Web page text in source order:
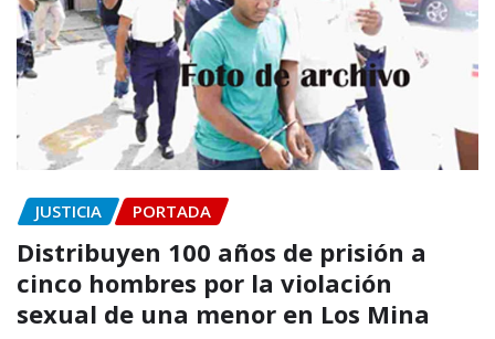
JUSTICIA PORTADA
Distribuyen 100 años de prisión a
cinco hombres por la violación
sexual de una menor en Los Mina